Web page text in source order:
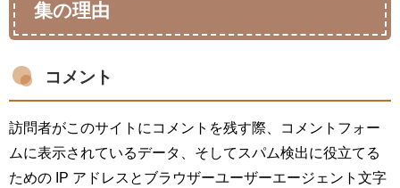
集の理由
コメント
訪問者がこのサイトにコメントを残す際、コメントフォー
ムに表示されているデータ、そしてスパム検出に役立てる
ための IP アドレスとブラウザーユーザーエージェント文字